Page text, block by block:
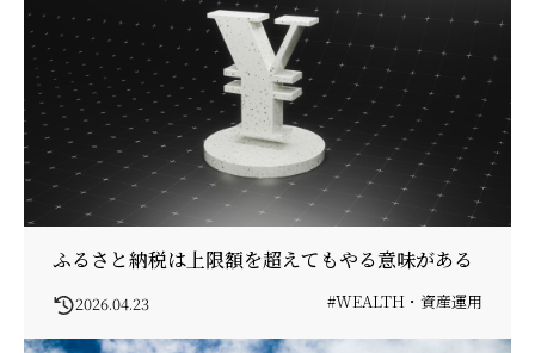
ふるさと納税は上限額を超えてもやる意味がある
2026.04.23 #WEALTH・資産運用